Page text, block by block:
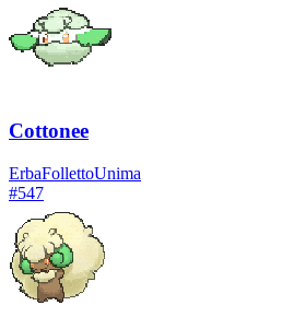
Cottonee
ErbaFollettoUnima
#547